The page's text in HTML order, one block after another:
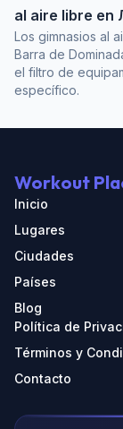
al aire libre en
Los gimnasios al
Barra de
el filtro de
específico.
Workout
Inicio
Lugares
Ciudades
Países
Blog
Política de
Términos y
Contacto